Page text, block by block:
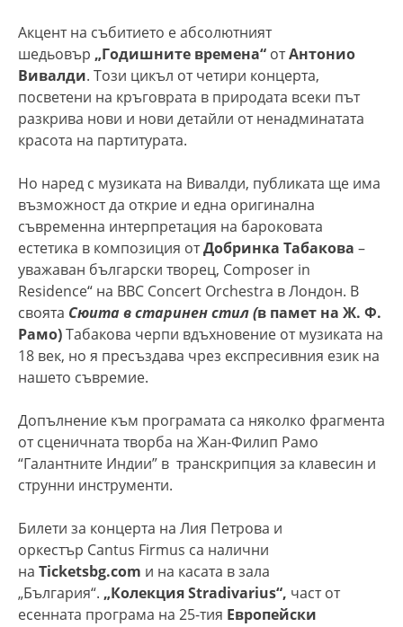
Акцент на събитието е абсолютният
шедьовър „Годишните времена“ отАнтонио
Вивалди. Този цикъл от четири концерта,
посветени на кръговрата в природата всеки път
разкрива нови и нови детайли от ненадминатата
красота на партитурата.
Но наред с музиката на Вивалди, публиката ще има
възможност да открие и една оригинална
съвременна интерпретация на бароковата
естетика в композиция отДобринка Табакова –
уважаван български творец, Composer in
Residence“ на BBC Concert Orchestra в Лондон. В
своята Сюита в старинен стил (в памет на Ж. Ф.
Рамо)Табакова черпи вдъхновение от музиката на
18 век, но я пресъздава чрез експресивния език на
нашето съвремие.
Допълнение към програмата са няколко фрагмента
от сценичната творба на Жан-Филип Рамо
“Галантните Индии” в транскрипция за клавесин и
струнни инструменти.
Билети за концерта на Лия Петрова и
оркестър Cantus Firmus са налични
на Ticketsbg.com и на касата в зала
„България“. „Колекция Stradivarius“, част от
есенната програма на 25-тия Европейски